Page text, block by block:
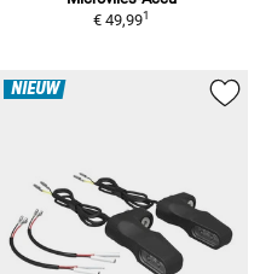
€ 49,991
NIEUW